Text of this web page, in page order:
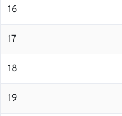
16
17
18
19